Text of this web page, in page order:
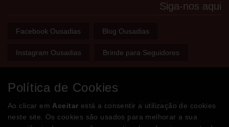
Siga-nos aqui
Facebook Ousadias Blog Ousadias
Instagram Ousadias Brinde para Seguidores
Bem-vindo(a) à sua Sex Shop
A loja onde encontra tudo o que precisa para apimentar a sua
Política de Cookies
Ao clicar em Aceitar está a consentir a utilização de cookies
neste site. Os cookies são usados para melhorar a sua